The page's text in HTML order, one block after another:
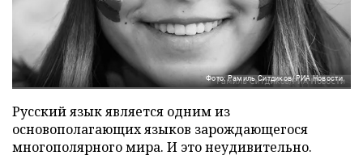
Фото: Рамиль Ситдиков/РИА Новости
Русский язык является одним из
основополагающих языков зарождающегося
многополярного мира. И это неудивительно.